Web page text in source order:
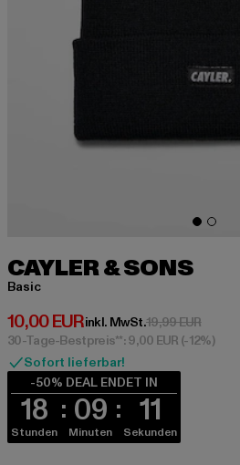
CAYLER & SONS
Basic
10,00 EUR
Derzeitiger Preis: 10,00 EUR
inkl. MwSt.19,99 EUR
30-Tage-Bestpreis**: 9,00 EUR (-12%)
Sofort lieferbar!
-50% DEAL ENDET IN
18
Stunden
09
Minuten
10
Sekunden